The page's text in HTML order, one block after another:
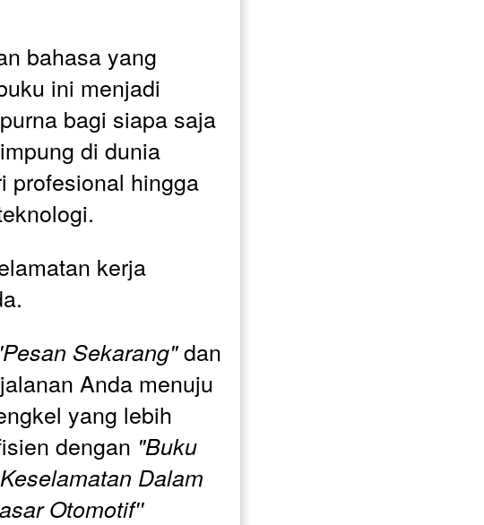
bahasa yang
ini menjadi
bagi siapa saja
di dunia
profesional hingga
kerja
Sekarang" dan
Anda menuju
yang lebih
dengan "Buku
Dalam
Otomotif''